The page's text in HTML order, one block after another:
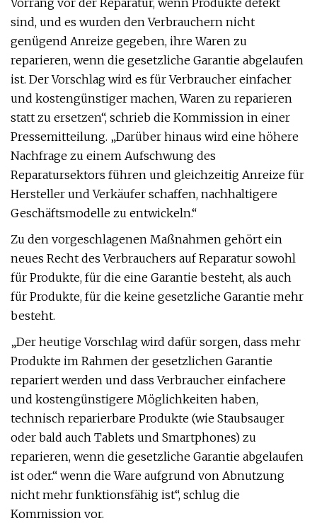
Vorrang vor der Reparatur, wenn Produkte defekt
sind, und es wurden den Verbrauchern nicht
genügend Anreize gegeben, ihre Waren zu
reparieren, wenn die gesetzliche Garantie abgelaufen
ist. Der Vorschlag wird es für Verbraucher einfacher
und kostengünstiger machen, Waren zu reparieren
statt zu ersetzen“, schrieb die Kommission in einer
Pressemitteilung. „Darüber hinaus wird eine höhere
Nachfrage zu einem Aufschwung des
Reparatursektors führen und gleichzeitig Anreize für
Hersteller und Verkäufer schaffen, nachhaltigere
Geschäftsmodelle zu entwickeln.“
Zu den vorgeschlagenen Maßnahmen gehört ein
neues Recht des Verbrauchers auf Reparatur sowohl
für Produkte, für die eine Garantie besteht, als auch
für Produkte, für die keine gesetzliche Garantie mehr
besteht.
„Der heutige Vorschlag wird dafür sorgen, dass mehr
Produkte im Rahmen der gesetzlichen Garantie
repariert werden und dass Verbraucher einfachere
und kostengünstigere Möglichkeiten haben,
technisch reparierbare Produkte (wie Staubsauger
oder bald auch Tablets und Smartphones) zu
reparieren, wenn die gesetzliche Garantie abgelaufen
ist oder.“ wenn die Ware aufgrund von Abnutzung
nicht mehr funktionsfähig ist“, schlug die
Kommission vor.